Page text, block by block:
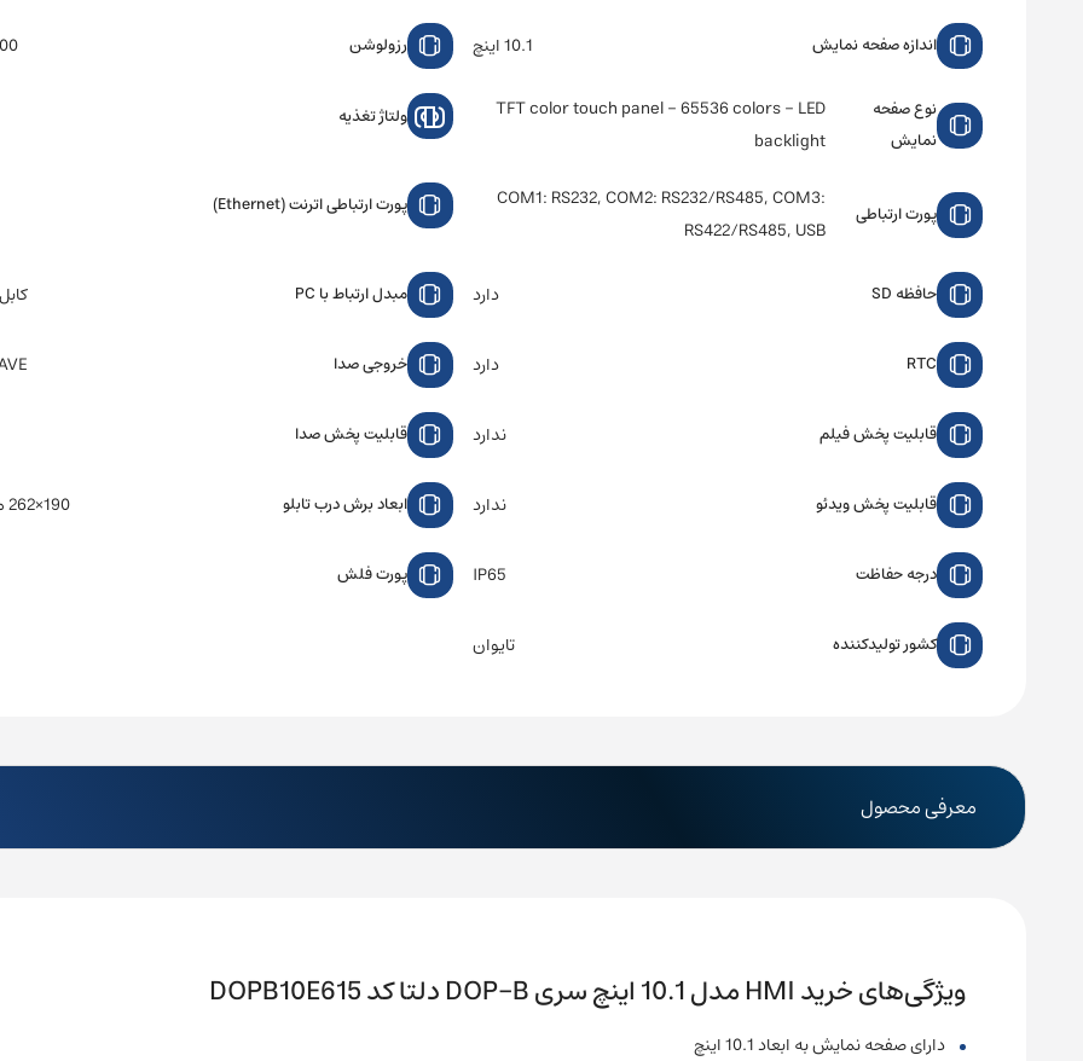
اندازه صفحه نمایش 10.1 اینچ رزولوشن
نوع صفحه
نمایش
TFT color touch panel - 65536 colors - LED
backlight
ولتاژ تغذیه
پورت ارتباطی
COM1: RS232, COM2: RS232/RS485, COM3:
RS422/RS485, USB
پورت ارتباطی اترنت (Ethernet)
حافظه SD دارد مبدل ارتباط با PC
RTC دارد خروجی صدا
قابلیت پخش فیلم ندارد قابلیت پخش صدا
قابلیت پخش ویدئو ندارد ابعاد برش درب تابلو 190×262 میلی متر
درجه حفاظت IP65 پورت فلش
کشور تولیدکننده تایوان
معرفی محصول
ویژگی‌های خرید HMI مدل 10.1 اینچ سری DOP-B دلتا کد DOPB10E615
دارای صفحه نمایش به ابعاد 10.1 اینچ